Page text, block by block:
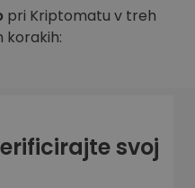
pri Kriptomatu v treh
korakih:
svoj